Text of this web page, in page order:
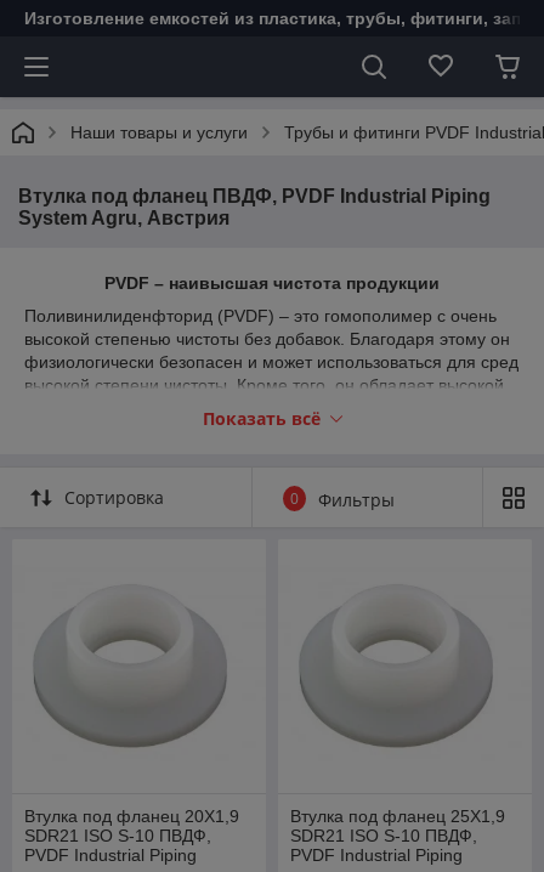
Изготовление емкостей из пластика, трубы, фитинги,
Наши товары и услуги Трубы и фитинги PVDF
Втулка под фланец ПВДФ, PVDF Industrial Piping
System Agru, Австрия
PVDF – наивысшая чистота продукции
Поливинилиденфторид (PVDF) – это гомополимер с очень
высокой степенью чистоты без добавок. Благодаря этому он
физиологически безопасен и может использоваться для сред
высокой степени чистоты. Кроме того, он обладает высокой
механической прочностью и превосходной химической
стойкостью. Как и ECTFE, материал PVDF отличается
Длинный патрубок
Показать всё
Сортировка 0 Фильтры
Втулка под фланец 20X1,9
SDR21 ISO S-10 ПВДФ,
PVDF Industrial Piping
Втулка под фланец 25X1,9
SDR21 ISO S-10 ПВДФ,
PVDF Industrial Piping